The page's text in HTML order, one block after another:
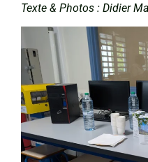
Texte & Photos : Didier